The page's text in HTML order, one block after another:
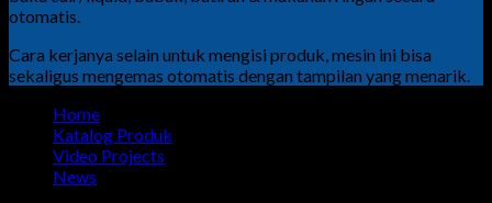
otomatis.
Cara kerjanya selain untuk mengisi produk, mesin ini bisa
sekaligus mengemas otomatis dengan tampilan yang menarik.
Home
Katalog Produk
Video Projects
News